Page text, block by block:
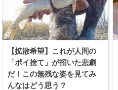
【拡散希望】これが人間の
「ポイ捨て」が招いた悲劇
だ！この無残な姿を見てみ
んなはどう思う？